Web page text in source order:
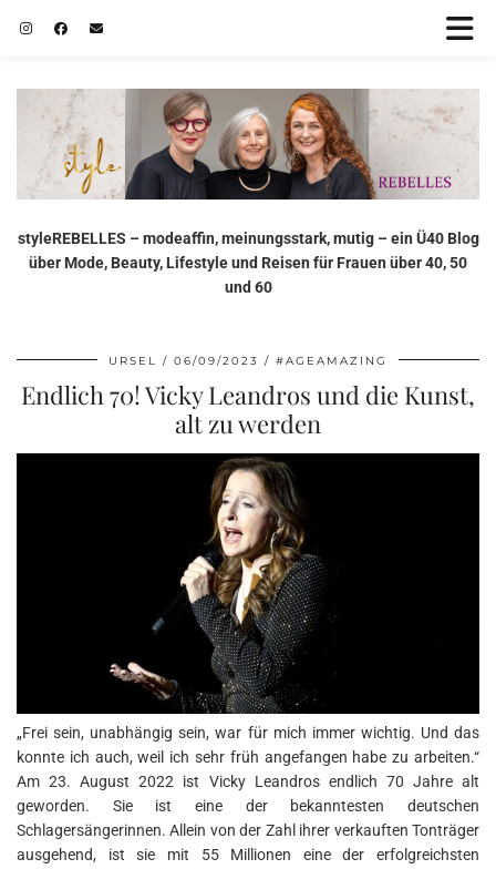
styleREBELLES – modeaffin, meinungsstark, mutig – ein Ü40 Blog
über Mode, Beauty, Lifestyle und Reisen für Frauen über 40, 50
und 60
URSEL 06/09/2023 #AGEAMAZING
Endlich 70! Vicky Leandros und die Kunst,
alt zu werden
„Frei sein, unabhängig sein, war für mich immer wichtig. Und das
konnte ich auch, weil ich sehr früh angefangen habe zu arbeiten.“
Am 23. August 2022 ist Vicky Leandros endlich 70 Jahre alt
geworden. Sie ist eine der bekanntesten deutschen
Schlagersängerinnen. Allein von der Zahl ihrer verkauften Tonträger
ausgehend, ist sie mit 55 Millionen eine der erfolgreichsten